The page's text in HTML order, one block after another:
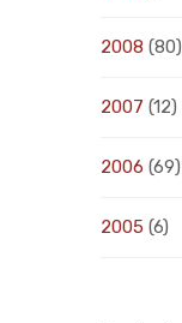
2008 (80)
2007 (12)
2006 (69)
2005 (6)